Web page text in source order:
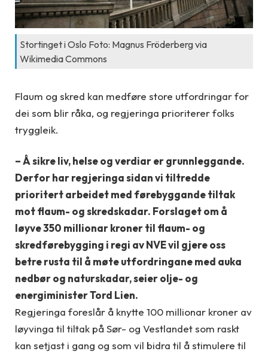
Stortinget i Oslo Foto: Magnus Fröderberg via
Wikimedia Commons
Flaum og skred kan medføre store utfordringar for
dei som blir råka, og regjeringa prioriterer folks
tryggleik.
– Å sikre liv, helse og verdiar er grunnleggande.
Derfor har regjeringa sidan vi tiltredde
prioritert arbeidet med førebyggande tiltak
mot flaum- og skredskadar. Forslaget om å
løyve 350 millionar kroner til flaum- og
skredførebygging i regi av NVE vil gjere oss
betre rusta til å møte utfordringane med auka
nedbør og naturskadar, seier olje- og
energiminister Tord Lien.
Regjeringa foreslår å knytte 100 millionar kroner av
løyvinga til tiltak på Sør- og Vestlandet som raskt
kan setjast i gang og som vil bidra til å stimulere til